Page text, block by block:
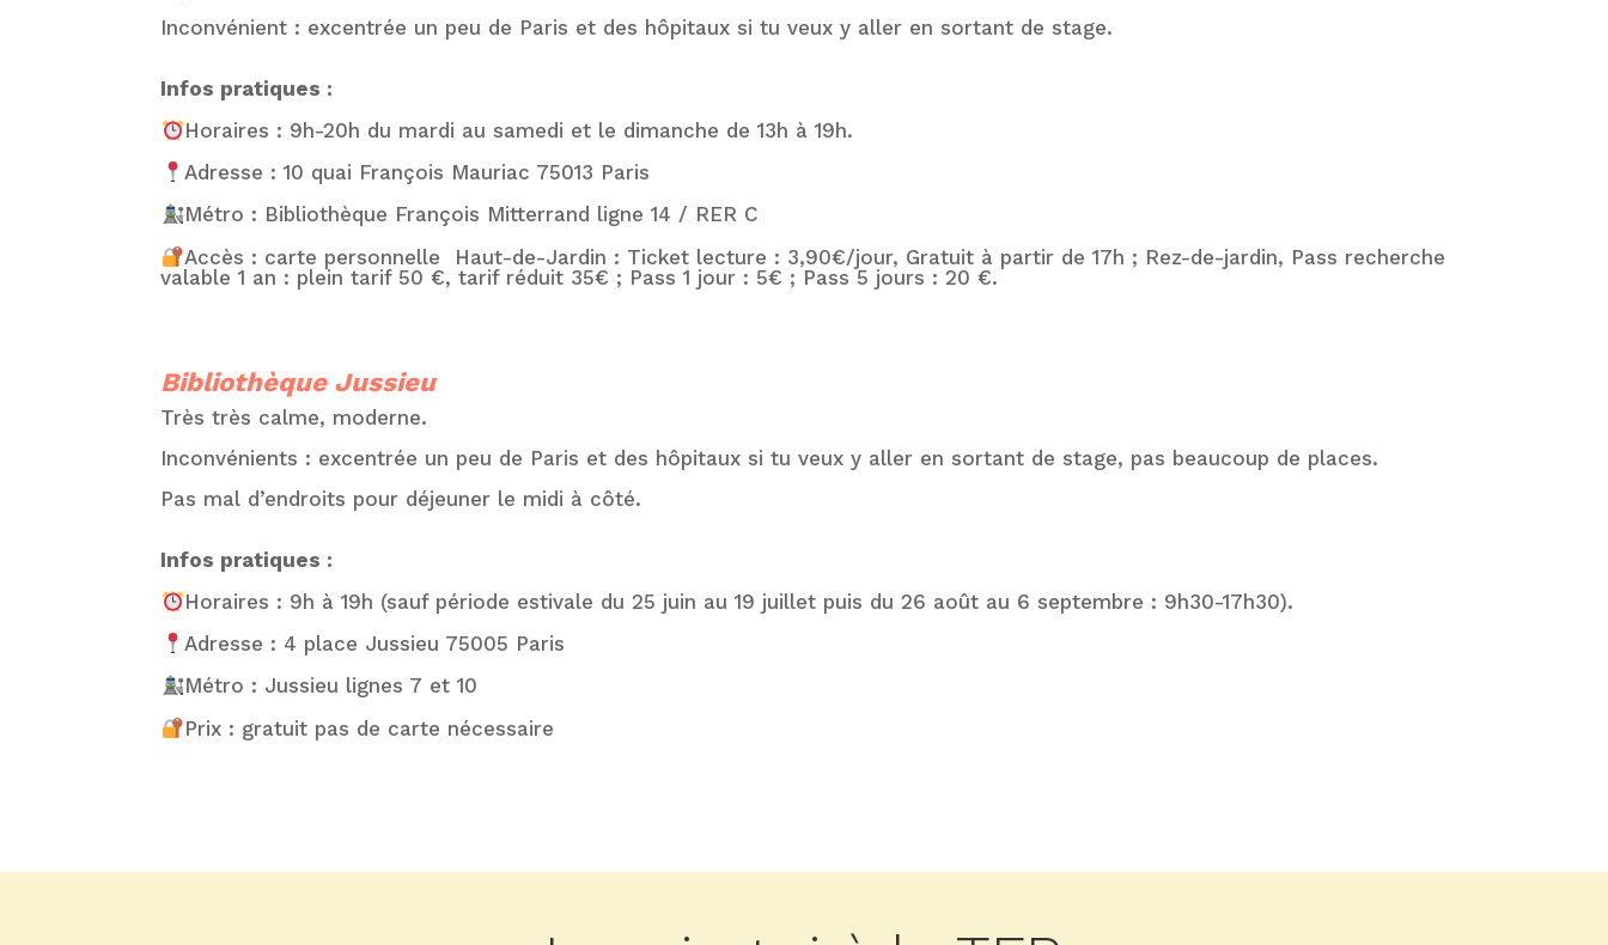
Inconvénient : excentrée un peu de Paris et des hôpitaux si tu veux y aller en sortant de stage.
Infos pratiques :
Horaires : 9h-20h du mardi au samedi et le dimanche de 13h à 19h.
Adresse : 10 quai François Mauriac 75013 Paris
Métro : Bibliothèque François Mitterrand ligne 14 / RER C
Accès : carte personnelle
Haut-de-Jardin : Ticket lecture : 3,90€/jour, Gratuit à partir de 17h ; Rez-de-jardin, Pass recherche
valable 1 an : plein tarif 50 €, tarif réduit 35€ ; Pass 1 jour : 5€ ; Pass 5 jours : 20 €.
Bibliothèque Jussieu
Très très calme, moderne.
Inconvénients : excentrée un peu de Paris et des hôpitaux si tu veux y aller en sortant de stage, pas beaucoup de places.
Pas mal d’endroits pour déjeuner le midi à côté.
Infos pratiques :
Horaires : 9h à 19h (sauf période estivale du 25 juin au 19 juillet puis du 26 août au 6 septembre : 9h30-17h30).
Adresse : 4 place Jussieu 75005 Paris
Métro : Jussieu lignes 7 et 10
Prix : gratuit pas de carte nécessaire